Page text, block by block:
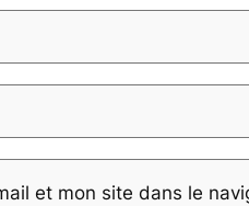
et mon site dans le